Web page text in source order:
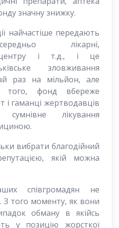
значну знижку.
найчастіше передають
лікарні,
центру і т.д., і це
зловживання
раз на мільйон, але
того, фонд вбереже
і гаманці жертводавців
лікування
вибрати благодійний
якій можна
співгромадян не
З того моменту, як вони
обману в якійсь
у позицію жорсткої